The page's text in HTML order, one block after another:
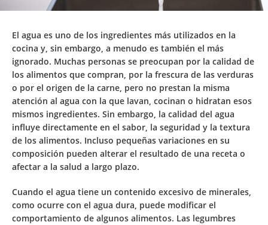
El agua es uno de los ingredientes más utilizados en la
cocina y, sin embargo, a menudo es también el más
ignorado. Muchas personas se preocupan por la calidad de
los alimentos que compran, por la frescura de las verduras
o por el origen de la carne, pero no prestan la misma
atención al agua con la que lavan, cocinan o hidratan esos
mismos ingredientes. Sin embargo, la calidad del agua
influye directamente en el sabor, la seguridad y la textura
de los alimentos. Incluso pequeñas variaciones en su
composición pueden alterar el resultado de una receta o
afectar a la salud a largo plazo.
Cuando el agua tiene un contenido excesivo de minerales,
como ocurre con el agua dura, puede modificar el
comportamiento de algunos alimentos. Las legumbres